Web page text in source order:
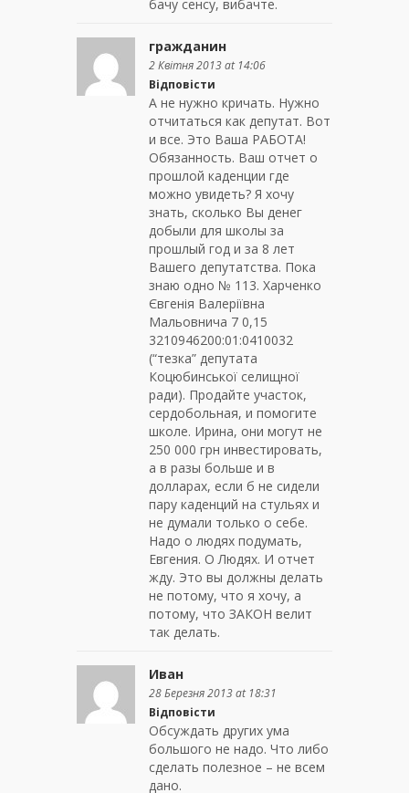
бачу сенсу, вибачте.
гражданин
2 Квітня 2013 at 14:06
Відповісти
А не нужно кричать. Нужно
отчитаться как депутат. Вот
и все. Это Ваша РАБОТА!
Обязанность. Ваш отчет о
прошлой каденции где
можно увидеть? Я хочу
знать, сколько Вы денег
добыли для школы за
прошлый год и за 8 лет
Вашего депутатства. Пока
знаю одно № 113. Харченко
Євгенія Валеріївна
Мальовнича 7 0,15
3210946200:01:0410032
(“тезка” депутата
Коцюбинської селищної
ради). Продайте участок,
сердобольная, и помогите
школе. Ирина, они могут не
250 000 грн инвестировать,
а в разы больше и в
долларах, если б не сидели
пару каденций на стульях и
не думали только о себе.
Надо о людях подумать,
Евгения. О Людях. И отчет
жду. Это вы должны делать
не потому, что я хочу, а
потому, что ЗАКОН велит
так делать.
Иван
28 Березня 2013 at 18:31
Відповісти
Обсуждать других ума
большого не надо. Что либо
сделать полезное – не всем
дано.